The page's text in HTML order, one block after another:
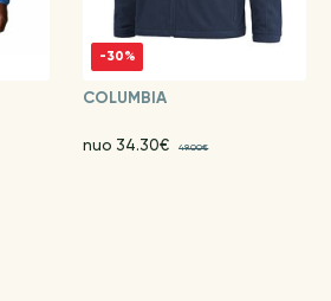
-30%
COLUMBIA
nuo 34.30€ 49.00€